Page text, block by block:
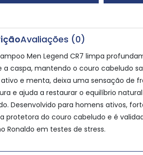
Avaliações (0)
Men Legend CR7 limpa
a caspa, mantendo o couro cabeludo
e menta, deixa uma sensação de
e ajuda a restaurar o equilíbrio
Desenvolvido para homens ativos,
protetora do couro cabeludo e é
Ronaldo em testes de stress.